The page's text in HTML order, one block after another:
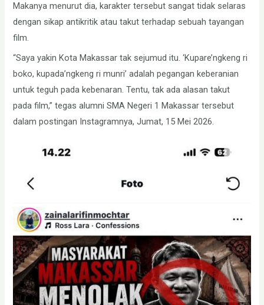
Makanya menurut dia, karakter tersebut sangat tidak selaras
dengan sikap antikritik atau takut terhadap sebuah tayangan
film.
“Saya yakin Kota Makassar tak sejumud itu. ‘Kupare’ngkeng ri
boko, kupada’ngkeng ri munri’ adalah pegangan keberanian
untuk teguh pada kebenaran. Tentu, tak ada alasan takut
pada film,” tegas alumni SMA Negeri 1 Makassar tersebut
dalam postingan Instagramnya, Jumat, 15 Mei 2026.